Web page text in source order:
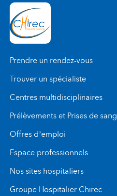
Prendre un rendez-vous
Trouver un spécialiste
Centres multidisciplinaires
Prélèvements et Prises de sang
Offres d’emploi
Espace professionnels
Nos sites hospitaliers
Groupe Hospitalier Chirec